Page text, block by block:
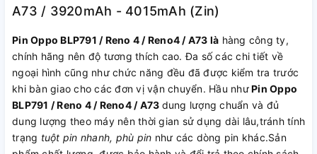
A73 / 3920mAh - 4015mAh (Zin)
Pin Oppo BLP791 / Reno 4 / Reno4 / A73 là hàng công ty,
chính hãng nên độ tương thích cao. Đa số các chi tiết về
ngoại hình cũng như chức năng đều đã được kiểm tra trước
khi bàn giao cho các đơn vị vận chuyển. Hầu nhưPin Oppo
BLP791 / Reno 4 / Reno4 / A73 dung lượng chuẩn và đủ
dung lượng theo máy nên thời gian sử dụng dài lâu,tránh tính
trạng tuột pin nhanh, phù pin như các dòng pin khác.Sản